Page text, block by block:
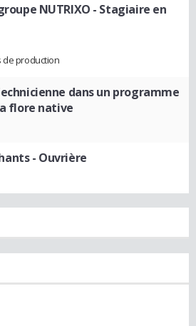
NUTRIXO - Stagiaire en
de production
dans un programme
flore native
- Ouvrière